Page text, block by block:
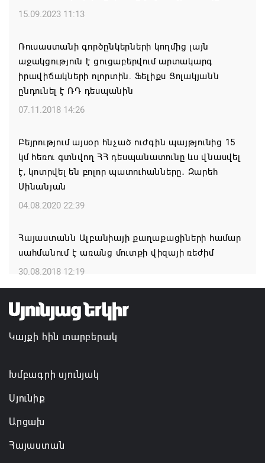
Հայ ժողովուրդն է ընտրում Հայոց Հայրապետին և
07.08.2026 16:39
Կաթողիկոսի և 6 եպիսկոպոսի գործով դատական
նիստը կանցկացվի դռնփակ
07.08.2026 16:34
ՀՐԱՎԻՐՈՒՄ ԵՆՔ ՄԻԱՍԻՆ ՆՇԵԼՈՒ ՏԱՇՏՈՒՆ
ԲՆԱԿԱՎԱՅՐԻ ՕՐԸ
07.08.2026 16:21
Կապան համայնքի ղեկավար Գևորգ Փարսյանի
մեծածավալ աշխատանքներ՝ գյուղական
բնակավայրերում
07.08.2026 16:09
Ռուսաստանի բանակը «Իսկանդերով» հարվածել է
ուկրաինական գնացքին
07.08.2026 14:32
15.09.2023 11:13
Ռուսաստանի գործընկերների կողմից լայն
աջակցություն է ցուցաբերվում արտակարգ
իրավիճակների ոլորտին. Ֆելիքս Ցոլակյանն
ընդունել է ՌԴ դեսպանին
07.11.2018 14:26
Բեյրությում այսօր հնչած ուժգին պայթյունից 15
կմ հեռու գտնվող ՀՀ դեսպանատունը ևս վնասվել
է, կոտրվել են բոլոր պատուհանները․ Զարեհ
Սինանյան
04.08.2020 22:39
Հայաստանն Ալբանիայի քաղաքացիների համար
սահմանում է առանց մուտքի վիզայի ռեժիմ
30.08.2018 12:19
Կայքի հին տարբերակ
Խմբագրի սյունյակ
Սյունիք
Արցախ
Հայաստան